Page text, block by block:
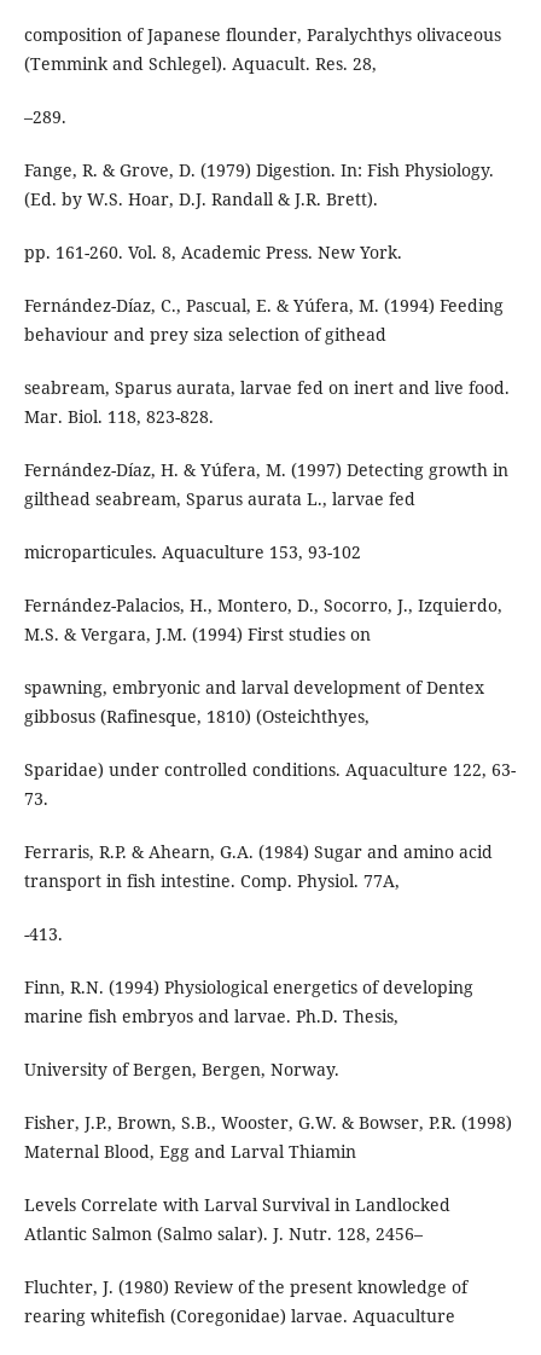
composition of Japanese flounder, Paralychthys olivaceous
(Temmink and Schlegel). Aquacult. Res. 28,
–289.
Fange, R. & Grove, D. (1979) Digestion. In: Fish Physiology.
(Ed. by W.S. Hoar, D.J. Randall & J.R. Brett).
pp. 161-260. Vol. 8, Academic Press. New York.
Fernández-Díaz, C., Pascual, E. & Yúfera, M. (1994) Feeding
behaviour and prey siza selection of githead
seabream, Sparus aurata, larvae fed on inert and live food.
Mar. Biol. 118, 823-828.
Fernández-Díaz, H. & Yúfera, M. (1997) Detecting growth in
gilthead seabream, Sparus aurata L., larvae fed
microparticules. Aquaculture 153, 93-102
Fernández-Palacios, H., Montero, D., Socorro, J., Izquierdo,
M.S. & Vergara, J.M. (1994) First studies on
spawning, embryonic and larval development of Dentex
gibbosus (Rafinesque, 1810) (Osteichthyes,
Sparidae) under controlled conditions. Aquaculture 122, 63-
73.
Ferraris, R.P. & Ahearn, G.A. (1984) Sugar and amino acid
transport in fish intestine. Comp. Physiol. 77A,
-413.
Finn, R.N. (1994) Physiological energetics of developing
marine fish embryos and larvae. Ph.D. Thesis,
University of Bergen, Bergen, Norway.
Fisher, J.P., Brown, S.B., Wooster, G.W. & Bowser, P.R. (1998)
Maternal Blood, Egg and Larval Thiamin
Levels Correlate with Larval Survival in Landlocked
Atlantic Salmon (Salmo salar). J. Nutr. 128, 2456–
Fluchter, J. (1980) Review of the present knowledge of
rearing whitefish (Coregonidae) larvae. Aquaculture